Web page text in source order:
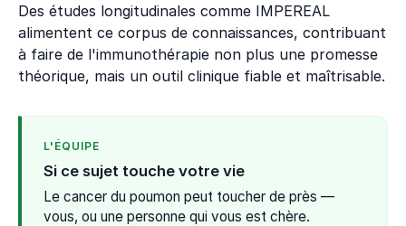
Des études longitudinales comme IMPEREAL
alimentent ce corpus de connaissances, contribuant
à faire de l'immunothérapie non plus une promesse
théorique, mais un outil clinique fiable et maîtrisable.
L'ÉQUIPE
Si ce sujet touche votre vie
Le cancer du poumon peut toucher de près —
vous, ou une personne qui vous est chère.